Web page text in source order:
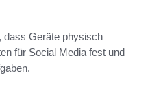
dass Geräte physisch
für Social Media fest und